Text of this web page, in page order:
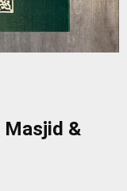
Masjid &